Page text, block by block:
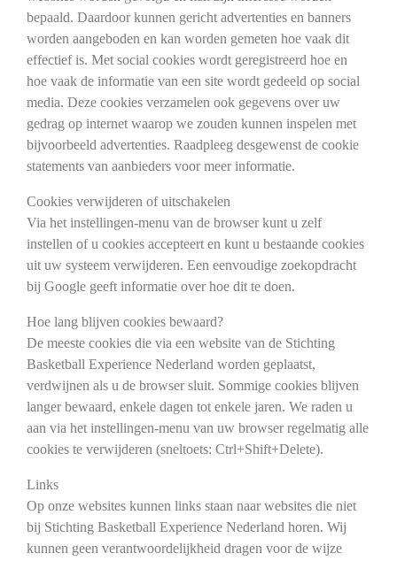
bepaald. Daardoor kunnen gericht advertenties en banners
worden aangeboden en kan worden gemeten hoe vaak dit
effectief is. Met social cookies wordt geregistreerd hoe en
hoe vaak de informatie van een site wordt gedeeld op social
media. Deze cookies verzamelen ook gegevens over uw
gedrag op internet waarop we zouden kunnen inspelen met
bijvoorbeeld advertenties. Raadpleeg desgewenst de cookie
statements van aanbieders voor meer informatie.
Cookies verwijderen of uitschakelen
Via het instellingen-menu van de browser kunt u zelf
instellen of u cookies accepteert en kunt u bestaande cookies
uit uw systeem verwijderen. Een eenvoudige zoekopdracht
bij Google geeft informatie over hoe dit te doen.
Hoe lang blijven cookies bewaard?
De meeste cookies die via een website van de Stichting
Basketball Experience Nederland worden geplaatst,
verdwijnen als u de browser sluit. Sommige cookies blijven
langer bewaard, enkele dagen tot enkele jaren. We raden u
aan via het instellingen-menu van uw browser regelmatig alle
cookies te verwijderen (sneltoets: Ctrl+Shift+Delete).
Links
Op onze websites kunnen links staan naar websites die niet
bij Stichting Basketball Experience Nederland horen. Wij
kunnen geen verantwoordelijkheid dragen voor de wijze